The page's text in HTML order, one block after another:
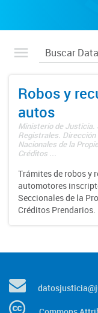
Robos y
autos
Ministerio de Justicia.
Registrales.
Nacionales de la
Créditos ...
Trámites de robos y
automotores
Seccionales de la
Créditos Prendarios.